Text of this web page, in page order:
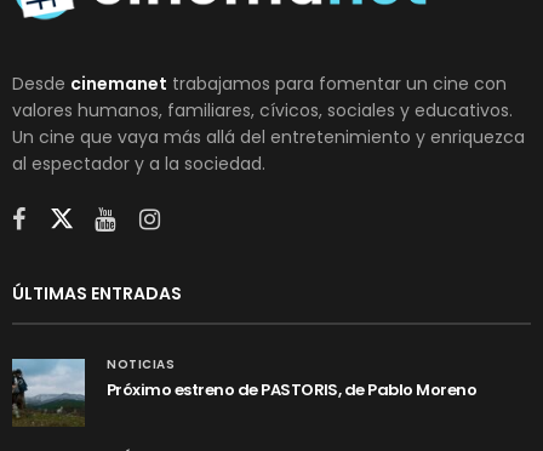
Desde cinemanet trabajamos para fomentar un cine con
valores humanos, familiares, cívicos, sociales y educativos.
Un cine que vaya más allá del entretenimiento y enriquezca
al espectador y a la sociedad.
ÚLTIMAS ENTRADAS
NOTICIAS
Próximo estreno de PASTORIS, de Pablo Moreno